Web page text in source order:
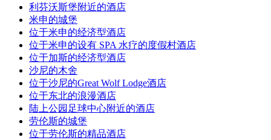
利芬沃斯堡附近的酒店
米申的城堡
位于米申的经济型酒店
位于米申的设有 SPA 水疗的度假村酒店
位于加斯的经济型酒店
沙尼的木舍
位于沙尼的Great Wolf Lodge酒店
位于东北的浪漫酒店
陆上公园足球中心附近的酒店
劳伦斯的城堡
位于劳伦斯的精品酒店